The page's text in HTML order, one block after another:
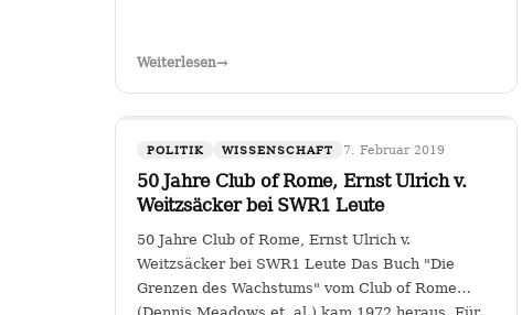
Weiterlesen→
POLITIK WISSENSCHAFT 7. Februar 2019
50 Jahre Club of Rome, Ernst Ulrich v.
Weitzsäcker bei SWR1 Leute
50 Jahre Club of Rome, Ernst Ulrich v.
Weitzsäcker bei SWR1 Leute Das Buch "Die
Grenzen des Wachstums" vom Club of Rome